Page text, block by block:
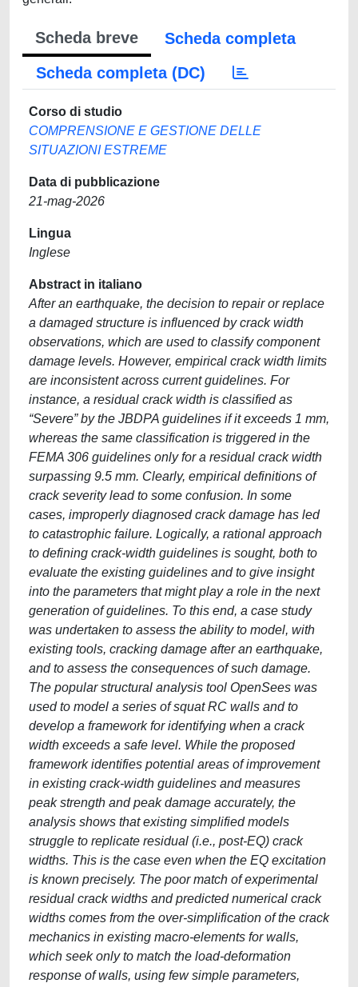
Scheda breve
Scheda completa
Scheda completa (DC)
Corso di studio
COMPRENSIONE E GESTIONE DELLE
SITUAZIONI ESTREME
Data di pubblicazione
21-mag-2026
Lingua
Inglese
Abstract in italiano
After an earthquake, the decision to repair or replace
a damaged structure is influenced by crack width
observations, which are used to classify component
damage levels. However, empirical crack width limits
are inconsistent across current guidelines. For
instance, a residual crack width is classified as
“Severe” by the JBDPA guidelines if it exceeds 1 mm,
whereas the same classification is triggered in the
FEMA 306 guidelines only for a residual crack width
surpassing 9.5 mm. Clearly, empirical definitions of
crack severity lead to some confusion. In some
cases, improperly diagnosed crack damage has led
to catastrophic failure. Logically, a rational approach
to defining crack-width guidelines is sought, both to
evaluate the existing guidelines and to give insight
into the parameters that might play a role in the next
generation of guidelines. To this end, a case study
was undertaken to assess the ability to model, with
existing tools, cracking damage after an earthquake,
and to assess the consequences of such damage.
The popular structural analysis tool OpenSees was
used to model a series of squat RC walls and to
develop a framework for identifying when a crack
width exceeds a safe level. While the proposed
framework identifies potential areas of improvement
in existing crack-width guidelines and measures
peak strength and peak damage accurately, the
analysis shows that existing simplified models
struggle to replicate residual (i.e., post-EQ) crack
widths. This is the case even when the EQ excitation
is known precisely. The poor match of experimental
residual crack widths and predicted numerical crack
widths comes from the over-simplification of the crack
mechanics in existing macro-elements for walls,
which seek only to match the load-deformation
response of walls, using few simple parameters,